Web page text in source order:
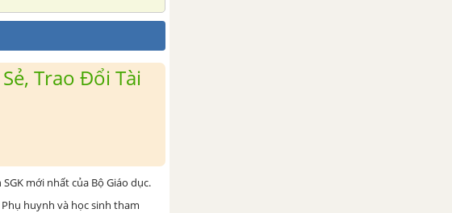
Trao Đổi Tài
mới nhất của Bộ Giáo dục.
huynh và học sinh tham